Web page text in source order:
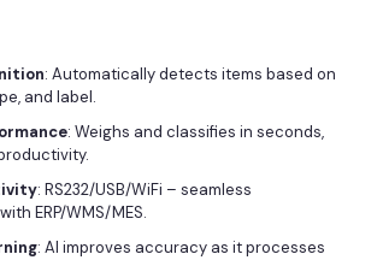
: Automatically detects items based on
and label.
: Weighs and classifies in seconds,
: RS232/USB/WiFi – seamless
ERP/WMS/MES.
: AI improves accuracy as it processes